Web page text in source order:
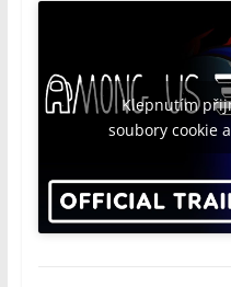
Klepnutím
soubory cookie